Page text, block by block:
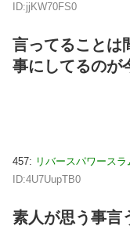
ID:jjKW70FS0
言ってることは
事にしてるのが
457: リバースパワース
ID:4U7UupTB0
素人が思う事言